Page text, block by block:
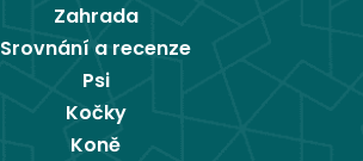
Zahrada
Srovnání a recenze
Psi
Kočky
Koně